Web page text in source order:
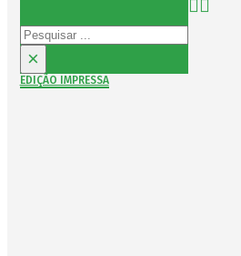
Pesquisar
×
EDIÇÃO IMPRESSA